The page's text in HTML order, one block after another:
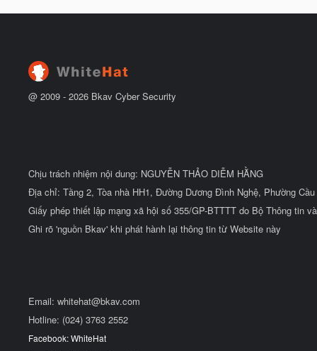
@ 2009 - 2026 Bkav Cyber Security
Chịu trách nhiệm nội dung: NGUYỄN THẢO DIỄM HẰNG
Địa chỉ: Tầng 2, Tòa nhà HH1, Đường Dương Đình Nghệ, Phường
Giấy phép thiết lập mạng xã hội số 355/GP-BTTTT do Bộ Thông tin
Ghi rõ 'nguồn Bkav' khi phát hành lại thông tin từ Website này
Email: whitehat@bkav.com
Hotline: (024) 3763 2552
Facebook: WhiteHat